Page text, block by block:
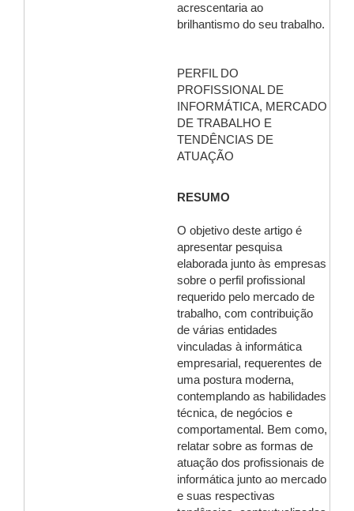
acrescentaria ao
brilhantismo do seu trabalho.
PERFIL DO
PROFISSIONAL DE
INFORMÁTICA, MERCADO
DE TRABALHO E
TENDÊNCIAS DE
ATUAÇÃO
RESUMO
O objetivo deste artigo é
apresentar pesquisa
elaborada junto às empresas
sobre o perfil profissional
requerido pelo mercado de
trabalho, com contribuição
de várias entidades
vinculadas à informática
empresarial, requerentes de
uma postura moderna,
contemplando as habilidades
técnica, de negócios e
comportamental. Bem como,
relatar sobre as formas de
atuação dos profissionais de
informática junto ao mercado
e suas respectivas